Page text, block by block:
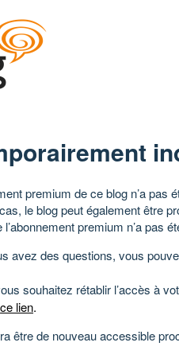
premium de ce blog n’a pas
le blog peut également être
premium n’a pas
avez des questions, vous
souhaitez rétablir l’accès à
ce lien.
être de nouveau accessible